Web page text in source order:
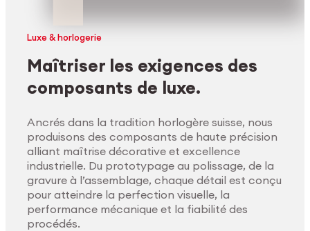
Luxe & horlogerie
Maîtriser les exigences des
composants de luxe.
Ancrés dans la tradition horlogère suisse, nous
produisons des composants de haute précision
alliant maîtrise décorative et excellence
industrielle. Du prototypage au polissage, de la
gravure à l’assemblage, chaque détail est conçu
pour atteindre la perfection visuelle, la
performance mécanique et la fiabilité des
procédés.